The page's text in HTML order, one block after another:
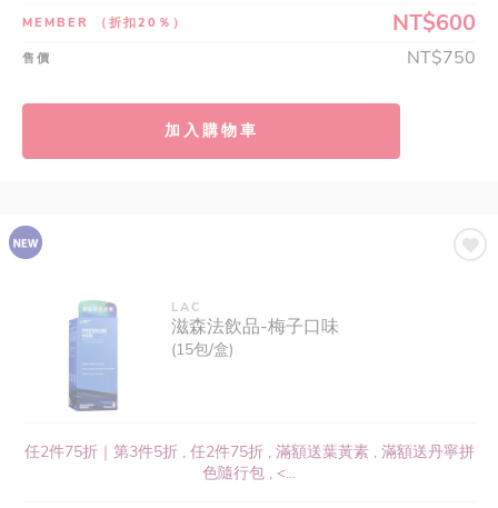
MEMBER （折扣20％） NT$600
售價 NT$750
加入購物車
LAC
滋森法飲品-梅子口味
(15包/盒)
任2件75折｜第3件5折 , 任2件75折 , 滿額送葉黃素 , 滿額送丹寧拼
色隨行包 , <...